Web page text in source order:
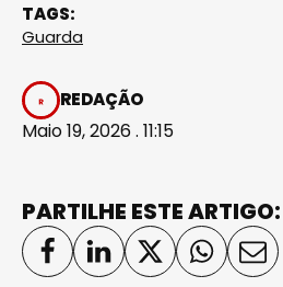
TAGS:
Guarda
REDAÇÃO
Maio 19, 2026 . 11:15
PARTILHE ESTE ARTIGO: